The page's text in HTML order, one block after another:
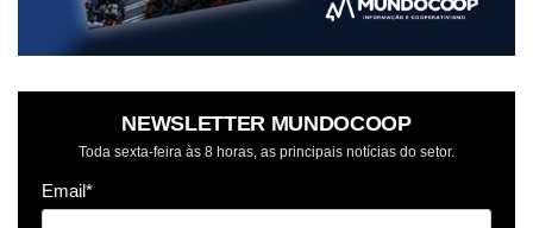
NEWSLETTER MUNDOCOOP
Toda sexta-feira às 8 horas, as principais notícias do setor.
Email*